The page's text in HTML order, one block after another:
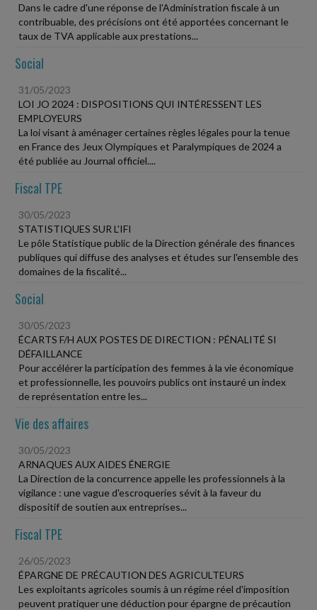
Dans le cadre d'une réponse de l'Administration fiscale à un
contribuable, des précisions ont été apportées concernant le
taux de TVA applicable aux prestations...
Social
31/05/2023
LOI JO 2024 : DISPOSITIONS QUI INTÉRESSENT LES
EMPLOYEURS
La loi visant à aménager certaines règles légales pour la tenue
en France des Jeux Olympiques et Paralympiques de 2024 a
été publiée au Journal officiel....
Fiscal TPE
30/05/2023
STATISTIQUES SUR L'IFI
Le pôle Statistique public de la Direction générale des finances
publiques qui diffuse des analyses et études sur l'ensemble des
domaines de la fiscalité...
Social
30/05/2023
ÉCARTS F/H AUX POSTES DE DIRECTION : PÉNALITÉ SI
DÉFAILLANCE
Pour accélérer la participation des femmes à la vie économique
et professionnelle, les pouvoirs publics ont instauré un index
de représentation entre les...
Vie des affaires
30/05/2023
ARNAQUES AUX AIDES ÉNERGIE
La Direction de la concurrence appelle les professionnels à la
vigilance : une vague d'escroqueries sévit à la faveur du
dispositif de soutien aux entreprises...
Fiscal TPE
26/05/2023
ÉPARGNE DE PRÉCAUTION DES AGRICULTEURS
Les exploitants agricoles soumis à un régime réel d'imposition
peuvent pratiquer une déduction pour épargne de précaution